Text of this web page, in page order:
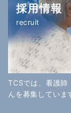
採用情報
recruit
TCSでは、看護師
んを募集していま